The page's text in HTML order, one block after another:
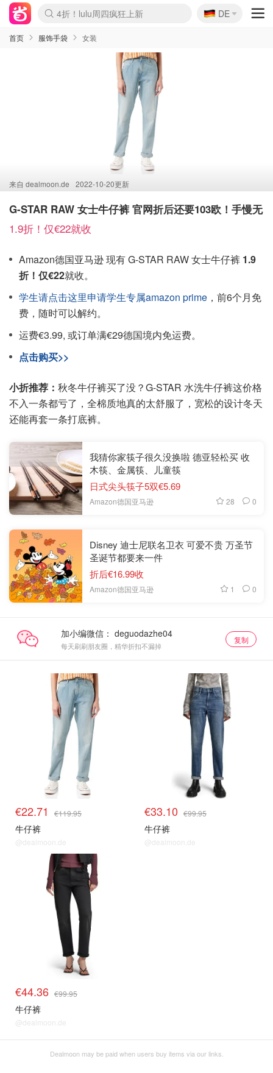
Boticinal 夏促开抢！
4折！lulu周四疯狂上新
还没结束！&OtherStories大促
Joybuy变相75折 随时失效
速领！Stanley独家85折
疑似霸哥！Camper额外叠85折
Zalando 奥莱闪促！每日更新
Moncler反季囤！5折起+叠9折
Coach Brooklyn仅€192
🇩🇪
DE
首页 服饰手袋 女装
来自 dealmoon.de 2022-10-20更新
G-STAR RAW 女士牛仔裤 官网折后还要103欧！手慢无
1.9折！仅€22就收
Amazon德国亚马逊 现有 G-STAR RAW 女士牛仔裤 1.9
折！仅€22就收。
学生请点击这里申请学生专属amazon prime ，前6个月免
费，随时可以解约。
运费€3.99, 或订单满€29德国境内免运费。
点击购买>>
小折推荐： 秋冬牛仔裤买了没？G-STAR 水洗牛仔裤这价格
不入一条都亏了，全棉质地真的太舒服了，宽松的设计冬天
还能再套一条打底裤。
我猜你家筷子很久没换啦 德亚轻松买 收
木筷、金属筷、儿童筷
日式尖头筷子5双€5.69
Amazon德国亚马逊 28 0
Disney 迪士尼联名卫衣 可爱不贵 万圣节
圣诞节都要来一件
折后€16.99收
Amazon德国亚马逊 1 0
加小编微信：
每天刷刷朋友圈，精华折扣不漏掉
复制
€22.71 €119.95
牛仔裤
@dealmoon.de
€33.10 €99.95
牛仔裤
@dealmoon.de
€44.36 €99.95
牛仔裤
@dealmoon.de
Dealmoon may be paid when users buy items via our links.